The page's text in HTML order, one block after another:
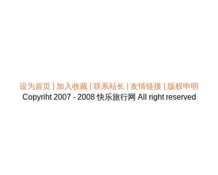
设为首页 | 加入收藏 | 联系站长 | 友情链接 | 版权申明
Copyriht 2007 - 2008 快乐旅行网 All right reserved